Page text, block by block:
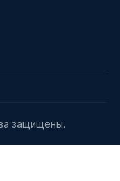
защищены.